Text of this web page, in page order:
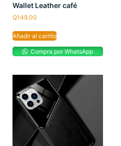
Wallet Leather café
Q149.00
Añadir al carrito
Compra por WhatsApp